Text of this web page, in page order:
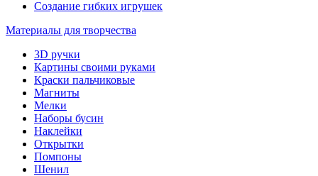
Создание гибких игрушек
Материалы для творчества
3D ручки
Картины своими руками
Краски пальчиковые
Магниты
Мелки
Наборы бусин
Наклейки
Открытки
Помпоны
Шенил